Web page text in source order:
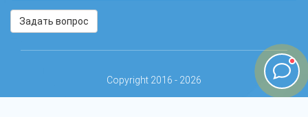
Задать вопрос
Copyright 2016 - 2026